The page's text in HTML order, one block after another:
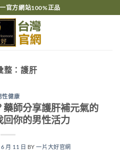
官方網站100%正品
整：護肝
性健康
師分享護肝補元氣的
回你的男性活力
月 11 日 BY一片大好官網